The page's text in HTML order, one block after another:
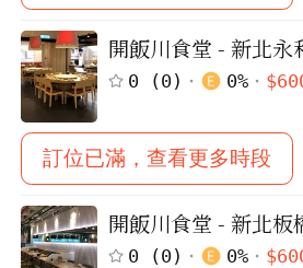
開飯川食堂 - 新北永
0 (0 ) 0% $
訂位已滿，查看更多時段
開飯川食堂 - 新北板
0 (0 ) 0% $